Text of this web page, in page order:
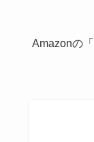
Amazonの「